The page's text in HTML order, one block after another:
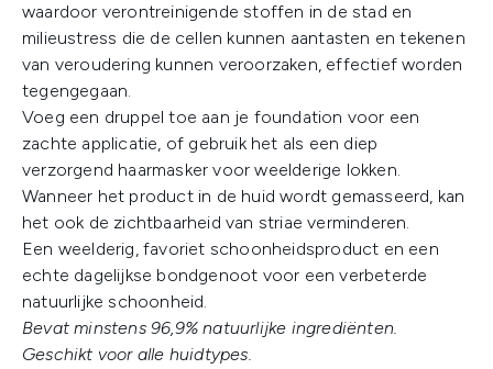
waardoor verontreinigende stoffen in de stad en
milieustress die de cellen kunnen aantasten en tekenen
van veroudering kunnen veroorzaken, effectief worden
tegengegaan.
Voeg een druppel toe aan je foundation voor een
zachte applicatie, of gebruik het als een diep
verzorgend haarmasker voor weelderige lokken.
Wanneer het product in de huid wordt gemasseerd, kan
het ook de zichtbaarheid van striae verminderen.
Een weelderig, favoriet schoonheidsproduct en een
echte dagelijkse bondgenoot voor een verbeterde
natuurlijke schoonheid.
Bevat minstens 96,9% natuurlijke ingrediënten.
Geschikt voor alle huidtypes.